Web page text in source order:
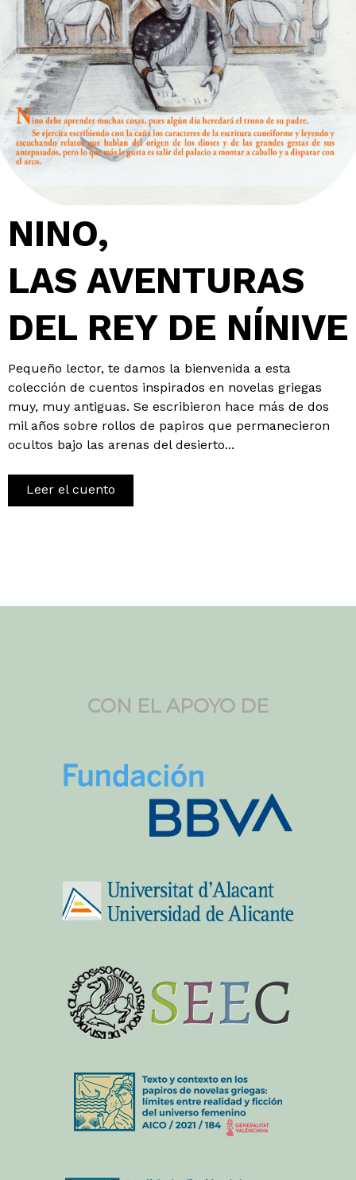
NINO,
LAS AVENTURAS
DEL REY DE NÍNIVE
Pequeño lector, te damos la bienvenida a esta
colección de cuentos inspirados en novelas griegas
muy, muy antiguas. Se escribieron hace más de dos
mil años sobre rollos de papiros que permanecieron
ocultos bajo las arenas del desierto...
Leer el cuento
CON EL APOYO DE